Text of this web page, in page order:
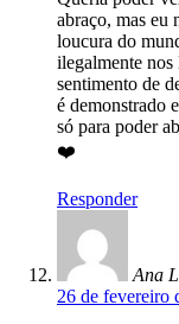
abraço, mas eu
loucura do
ilegalmente
sentimento de
é demonstrado
só para poder
❤️
Responder
Ana
26 de fevereiro